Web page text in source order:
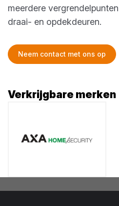
meerdere
draai- en opdekdeuren.
Neem contact met ons op
Verkrijgbare merken